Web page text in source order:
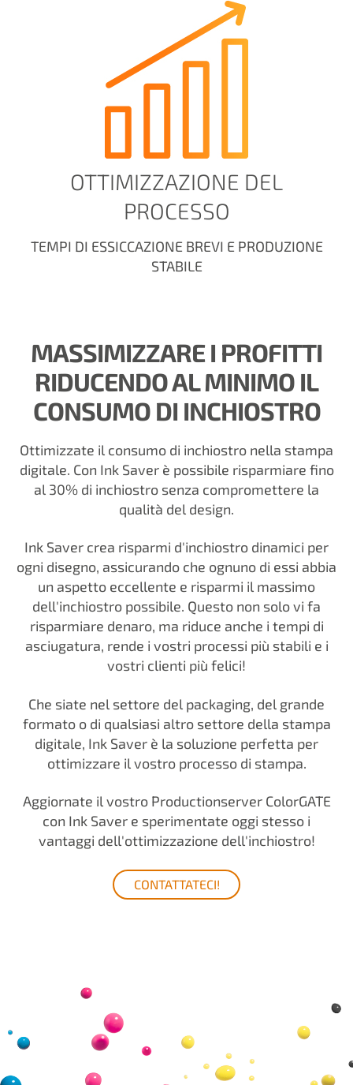
OTTIMIZZAZIONE DEL
PROCESSO
TEMPI DI ESSICCAZIONE BREVI E PRODUZIONE
STABILE
MASSIMIZZARE I PROFITTI
RIDUCENDO AL MINIMO IL
CONSUMO DI INCHIOSTRO
Ottimizzate il consumo di inchiostro nella stampa
digitale. Con Ink Saver è possibile risparmiare fino
al 30% di inchiostro senza compromettere la
qualità del design.
Ink Saver crea risparmi d'inchiostro dinamici per
ogni disegno, assicurando che ognuno di essi abbia
un aspetto eccellente e risparmi il massimo
dell'inchiostro possibile. Questo non solo vi fa
risparmiare denaro, ma riduce anche i tempi di
asciugatura, rende i vostri processi più stabili e i
vostri clienti più felici!
Che siate nel settore del packaging, del grande
formato o di qualsiasi altro settore della stampa
digitale, Ink Saver è la soluzione perfetta per
ottimizzare il vostro processo di stampa.
Aggiornate il vostro Productionserver ColorGATE
con Ink Saver e sperimentate oggi stesso i
vantaggi dell'ottimizzazione dell'inchiostro!
CONTATTATECI!